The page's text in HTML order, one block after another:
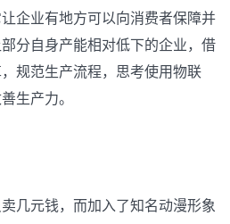
企业有地方可以向消费者保障并
分自身产能相对低下的企业，借
规范生产流程，思考使用物联
生产力。
元钱，而加入了知名动漫形象